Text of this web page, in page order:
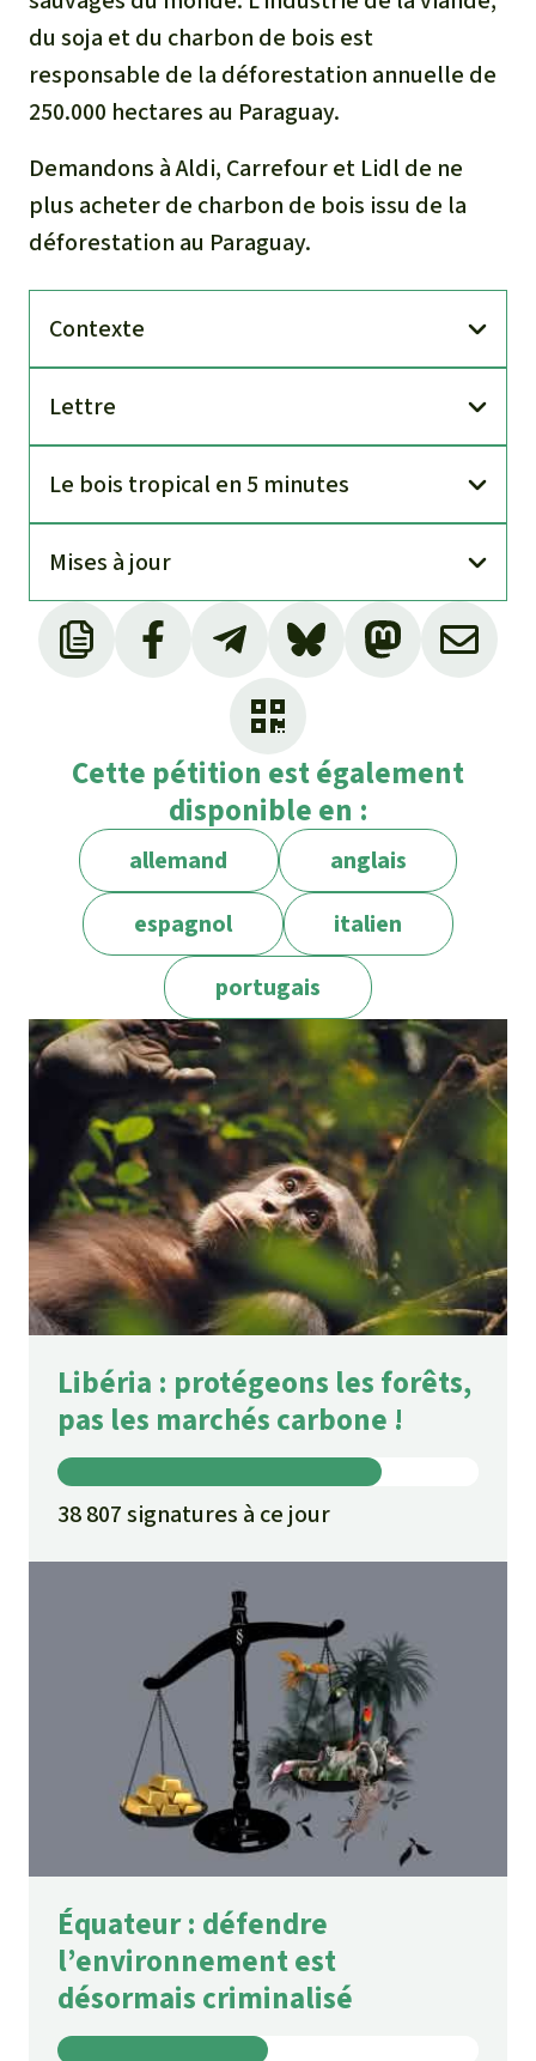
du soja et du charbon de bois est
responsable de la déforestation annuelle de
250.000 hectares au Paraguay.
Demandons à Aldi, Carrefour et Lidl de ne
plus acheter de charbon de bois issu de la
déforestation au Paraguay.
Contexte
Lettre
Le bois tropical en 5 minutes
Mises à jour
Cette pétition est également
disponible en :
allemand
anglais
espagnol
italien
portugais
Libéria : protégeons les forêts,
pas les marchés carbone !
38 807 signatures à ce jour
Équateur : défendre
l’environnement est
désormais criminalisé